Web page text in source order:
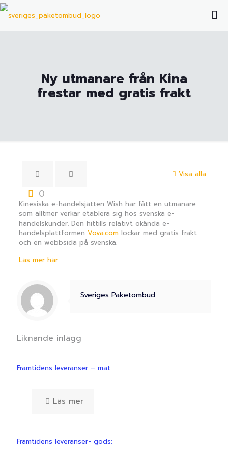
Ny utmanare från Kina
frestar med gratis frakt
Visa alla
0
Kinesiska e-handelsjätten Wish har fått en utmanare
som alltmer verkar etablera sig hos svenska e-
handelskunder. Den hittills relativt okända e-
handelsplattformen Vova.com lockar med gratis frakt
och en webbsida på svenska.
Läs mer här:
Sveriges Paketombud
Liknande inlägg
Framtidens leveranser – mat:
Läs mer
Framtidens leveranser- gods: